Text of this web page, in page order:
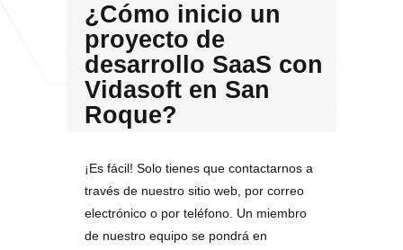
¿Cómo inicio un
proyecto de
desarrollo SaaS con
Vidasoft en San
Roque?
¡Es fácil! Solo tienes que contactarnos a
través de nuestro sitio web, por correo
electrónico o por teléfono. Un miembro
de nuestro equipo se pondrá en